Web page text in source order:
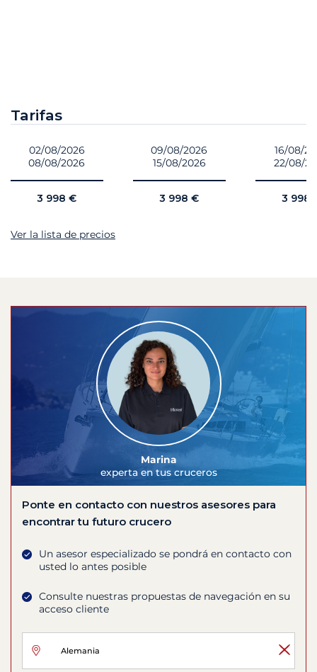
Tarifas
02/08/2026
08/08/2026
3 998 €
09/08/2026
15/08/2026
3 998 €
16/08/
22/08/
3 998
Ver la lista de precios
Marina
experta en tus cruceros
Ponte en contacto con nuestros asesores para
encontrar tu futuro crucero
Un asesor especializado se pondrá en contacto con
usted lo antes posible
Consulte nuestras propuestas de navegación en su
acceso cliente